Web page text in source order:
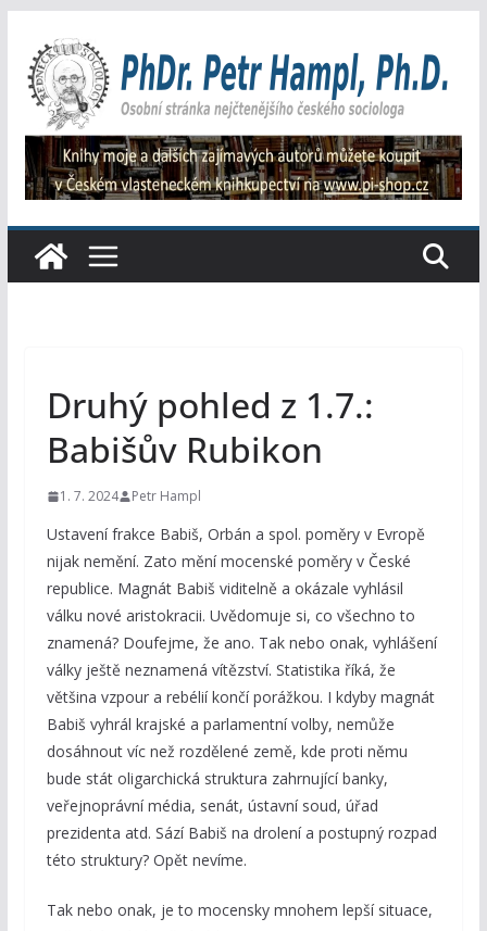
obsah
Druhý pohled z 1.7.:
Babišův Rubikon
1. 7. 2024 Petr Hampl
Ustavení frakce Babiš, Orbán a spol. poměry v Evropě
nijak nemění. Zato mění mocenské poměry v České
republice. Magnát Babiš viditelně a okázale vyhlásil
válku nové aristokracii. Uvědomuje si, co všechno to
znamená? Doufejme, že ano. Tak nebo onak, vyhlášení
války ještě neznamená vítězství. Statistika říká, že
většina vzpour a rebélií končí porážkou. I kdyby magnát
Babiš vyhrál krajské a parlamentní volby, nemůže
dosáhnout víc než rozdělené země, kde proti němu
bude stát oligarchická struktura zahrnující banky,
veřejnoprávní média, senát, ústavní soud, úřad
prezidenta atd. Sází Babiš na drolení a postupný rozpad
této struktury? Opět nevíme.
Tak nebo onak, je to mocensky mnohem lepší situace,